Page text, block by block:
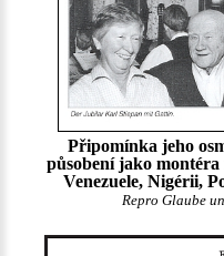
Připomínka jeho
působení jako
Venezuele, Nigérii,
Repro Glaube